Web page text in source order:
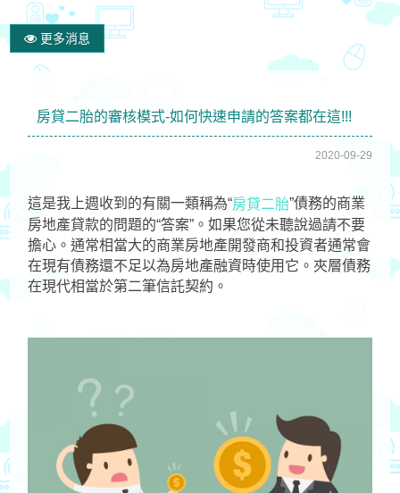
更多消息
房貸二胎的審核模式-如何快速申請的答案都在這!!!
2020-09-29
這是我上週收到的有關一類稱為“房貸二胎”債務的商業
房地產貸款的問題的“答案”。如果您從未聽說過請不要
擔心。通常相當大的商業房地產開發商和投資者通常會
在現有債務還不足以為房地產融資時使用它。夾層債務
在現代相當於第二筆信託契約。